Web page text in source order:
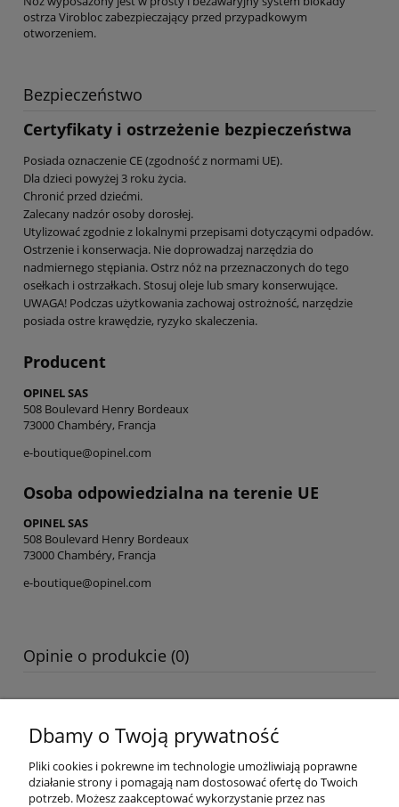
ostrza Virobloc zabezpieczający przed przypadkowym
otworzeniem.
Bezpieczeństwo
Certyfikaty i ostrzeżenie bezpieczeństwa
Posiada oznaczenie CE (zgodność z normami UE).
Dla dzieci powyżej 3 roku życia.
Chronić przed dziećmi.
Zalecany nadzór osoby dorosłej.
Utylizować zgodnie z lokalnymi przepisami dotyczącymi odpadów.
Ostrzenie i konserwacja. Nie doprowadzaj narzędzia do
nadmiernego stępiania. Ostrz nóż na przeznaczonych do tego
osełkach i ostrzałkach. Stosuj oleje lub smary konserwujące.
UWAGA! Podczas użytkowania zachowaj ostrożność, narzędzie
posiada ostre krawędzie, ryzyko skaleczenia.
Producent
OPINEL SAS
508 Boulevard Henry Bordeaux
73000 Chambéry, Francja
e-boutique@opinel.com
Osoba odpowiedzialna na terenie UE
OPINEL SAS
508 Boulevard Henry Bordeaux
73000 Chambéry, Francja
e-boutique@opinel.com
Opinie o produkcie (0)
Zwroty
Dostawa
Dbamy o Twoją prywatność
Pliki cookies i pokrewne im technologie umożliwiają poprawne
działanie strony i pomagają nam dostosować ofertę do Twoich
potrzeb. Możesz zaakceptować wykorzystanie przez nas